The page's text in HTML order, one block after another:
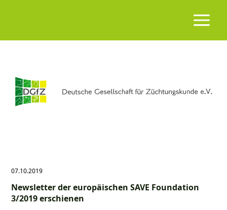
07.10.2019
Newsletter der europäischen SAVE Foundation
3/2019 erschienen